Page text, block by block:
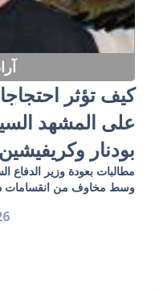
كيف تؤثر
على المشهد
بودنار وكريفيشين
مطالبات بعودة وزير الدفاع
وسط مخاوف من انقسامات